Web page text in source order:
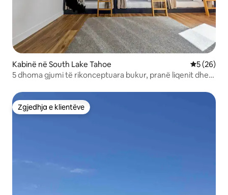
Kabinë në South Lake Tahoe Vlerësimi
5 (26)
5 dhoma gjumi të rikonceptuara bukur, pranë liqenit dhe
Zgjedhja e klientëve
Zgjedhja e klientëve